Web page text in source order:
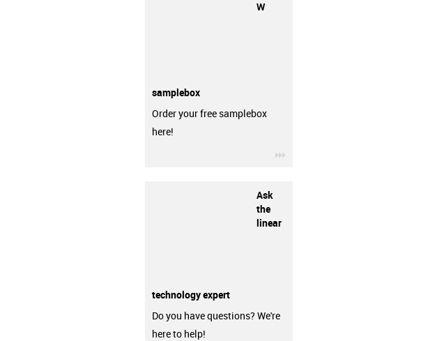
W
samplebox
Order your free samplebox
here!
Ask
the
linear
technology expert
Do you have questions? We're
here to help!